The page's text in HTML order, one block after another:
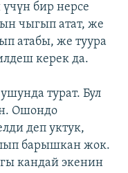
бир нерсе
чыгып атат, же
атабы, же туура
керек да.
турат. Бул
Ошондо
деп уктук,
барышкан жок.
кандай экенин